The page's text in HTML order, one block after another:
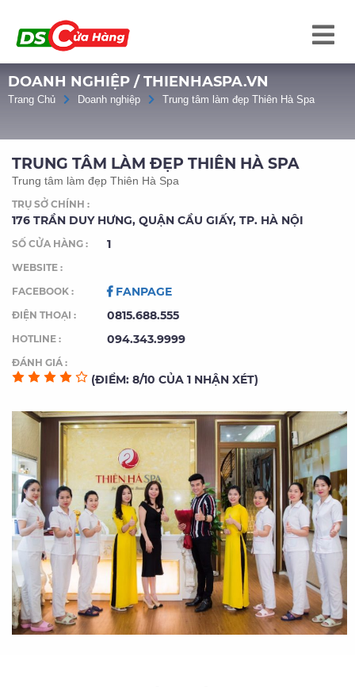
DOANH NGHIỆP / THIENHASPA.VN
Trang Chủ Doanh nghiệp Trung tâm làm đẹp Thiên Hà Spa
TRUNG TÂM LÀM ĐẸP THIÊN HÀ SPA
Trung tâm làm đẹp Thiên Hà Spa
TRỤ SỞ CHÍNH :
176 TRẦN DUY HƯNG, QUẬN CẦU GIẤY, TP. HÀ NỘI
SỐ CỬA HÀNG : 1
WEBSITE :
FACEBOOK :
FANPAGE
ĐIỆN THOẠI : 0815.688.555
HOTLINE : 094.343.9999
ĐÁNH GIÁ :
(ĐIỂM: 8/10 CỦA 1 NHẬN XÉT)